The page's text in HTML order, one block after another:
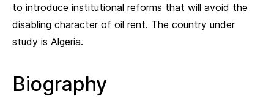
to introduce institutional reforms that will avoid the
disabling character of oil rent. The country under
study is Algeria.
Biography